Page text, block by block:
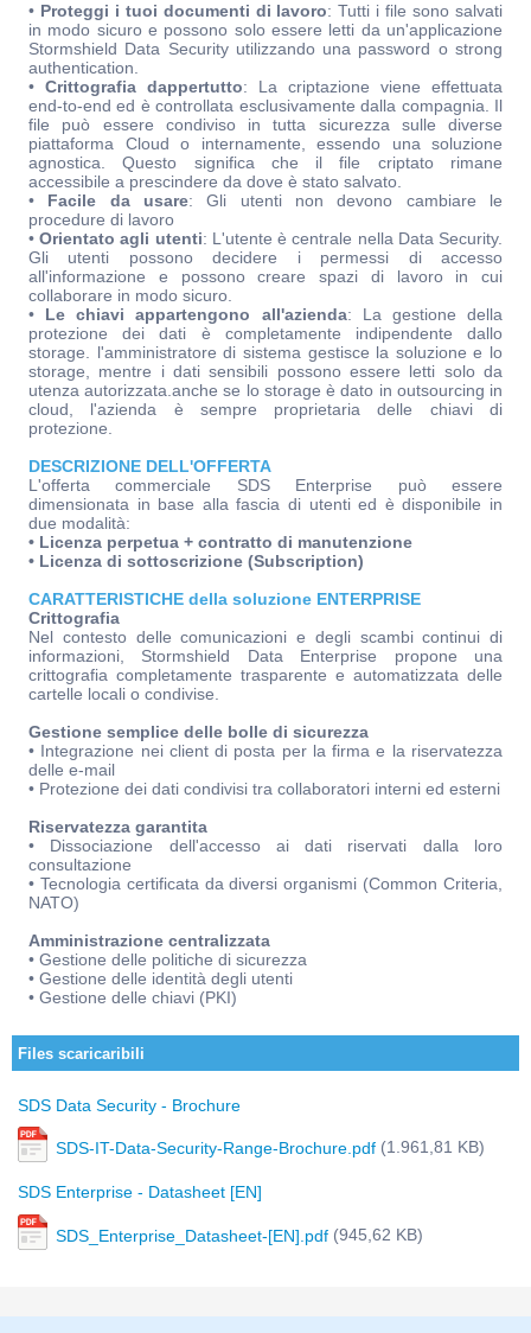
• Proteggi i tuoi documenti di lavoro: Tutti i file sono salvati
in modo sicuro e possono solo essere letti da un'applicazione
Stormshield Data Security utilizzando una password o strong
authentication.
• Crittografia dappertutto: La criptazione viene effettuata
end-to-end ed è controllata esclusivamente dalla compagnia. Il
file può essere condiviso in tutta sicurezza sulle diverse
piattaforma Cloud o internamente, essendo una soluzione
agnostica. Questo significa che il file criptato rimane
accessibile a prescindere da dove è stato salvato.
• Facile da usare: Gli utenti non devono cambiare le
procedure di lavoro
•Orientato agli utenti: L'utente è centrale nella Data Security.
Gli utenti possono decidere i permessi di accesso
all'informazione e possono creare spazi di lavoro in cui
collaborare in modo sicuro.
• Le chiavi appartengono all'azienda: La gestione della
protezione dei dati è completamente indipendente dallo
storage. l'amministratore di sistema gestisce la soluzione e lo
storage, mentre i dati sensibili possono essere letti solo da
utenza autorizzata.anche se lo storage è dato in outsourcing in
cloud, l'azienda è sempre proprietaria delle chiavi di
protezione.
DESCRIZIONE DELL'OFFERTA
L'offerta commerciale SDS Enterprise può essere
dimensionata in base alla fascia di utenti ed è disponibile in
due modalità:
• Licenza perpetua + contratto di manutenzione
• Licenza di sottoscrizione (Subscription)
CARATTERISTICHE della soluzione ENTERPRISE
Crittografia
Nel contesto delle comunicazioni e degli scambi continui di
informazioni, Stormshield Data Enterprise propone una
crittografia completamente trasparente e automatizzata delle
cartelle locali o condivise.
Gestione semplice delle bolle di sicurezza
• Integrazione nei client di posta per la firma e la riservatezza
delle e-mail
• Protezione dei dati condivisi tra collaboratori interni ed esterni
Riservatezza garantita
• Dissociazione dell'accesso ai dati riservati dalla loro
consultazione
• Tecnologia certificata da diversi organismi (Common Criteria,
NATO)
Amministrazione centralizzata
• Gestione delle politiche di sicurezza
• Gestione delle identità degli utenti
• Gestione delle chiavi (PKI)
Files scaricaribili
SDS Data Security - Brochure
SDS-IT-Data-Security-Range-Brochure.pdf (1.961,81 KB)
SDS Enterprise - Datasheet [EN]
SDS_Enterprise_Datasheet-[EN].pdf (945,62 KB)